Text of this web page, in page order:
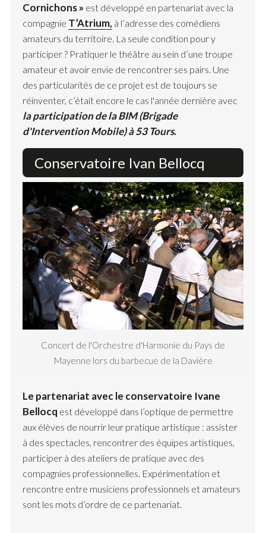
Cornichons » est développé en partenariat avec la
compagnie T’Atrium, à l’adresse des comédiens
amateurs du territoire. La seule condition pour y
participer ? Pratiquer le théâtre au sein d’une troupe
amateur et avoir envie de rencontrer ses pairs. Une
des particularités de ce projet est de toujours se
réinventer, c’était encore le cas l'année dernière avec
la participation de la BIM (Brigade
d'Intervention Mobile) à 53 Tours.
Conservatoire Ivan Bellocq
Concert de l'Orchestre d'Harmonie du Pays de
Mayenne lors du barbecue de la Davière
Le partenariat avec le conservatoire Ivane
Bellocq est développé dans l’optique de permettre
aux élèves de nourrir leur pratique artistique : assister
à des spectacles, rencontrer des équipes artistiques,
participer à des ateliers de pratique avec des
compagnies professionnelles. Expérimentation et
rencontre entre musiciens professionnels et amateurs
sont les mots d’ordre de ce partenariat.